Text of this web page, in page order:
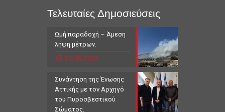
Τελευταίες Δημοσιεύσεις
Ωμή παραδοχή – Άμεση
λήψη μέτρων.
04/06/2026
Συνάντηση της Ένωσης
Αττικής με τον Αρχηγό
του Πυροσβεστικού
Σώματος.